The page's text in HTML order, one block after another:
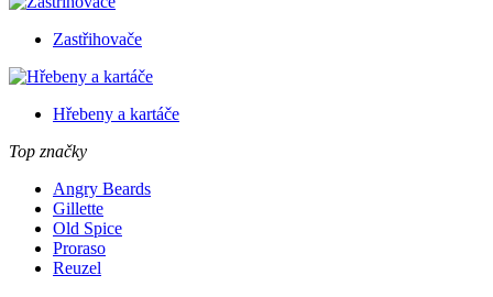
Zastřihovače
Hřebeny a kartáče
Top značky
Angry Beards
Gillette
Old Spice
Proraso
Reuzel